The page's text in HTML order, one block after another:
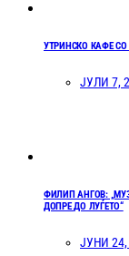
УТРИНСКО КАФЕ
ЈУЛИ 7,
ФИЛИП АНГОВ:
ДОПРЕ ДО ЛУЃЕТО“
ЈУНИ 24,